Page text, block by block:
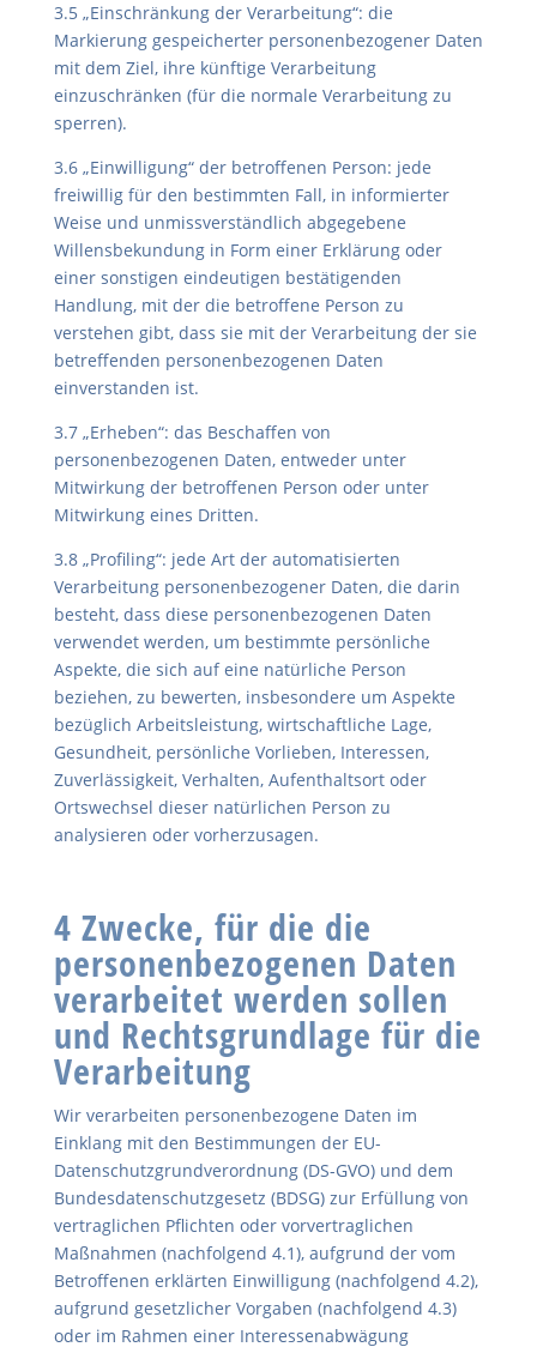
3.5 „Einschränkung der Verarbeitung“: die
Markierung gespeicherter personenbezogener Daten
mit dem Ziel, ihre künftige Verarbeitung
einzuschränken (für die normale Verarbeitung zu
sperren).
3.6 „Einwilligung“ der betroffenen Person: jede
freiwillig für den bestimmten Fall, in informierter
Weise und unmissverständlich abgegebene
Willensbekundung in Form einer Erklärung oder
einer sonstigen eindeutigen bestätigenden
Handlung, mit der die betroffene Person zu
verstehen gibt, dass sie mit der Verarbeitung der sie
betreffenden personenbezogenen Daten
einverstanden ist.
3.7 „Erheben“: das Beschaffen von
personenbezogenen Daten, entweder unter
Mitwirkung der betroffenen Person oder unter
Mitwirkung eines Dritten.
3.8 „Profiling“: jede Art der automatisierten
Verarbeitung personenbezogener Daten, die darin
besteht, dass diese personenbezogenen Daten
verwendet werden, um bestimmte persönliche
Aspekte, die sich auf eine natürliche Person
beziehen, zu bewerten, insbesondere um Aspekte
bezüglich Arbeitsleistung, wirtschaftliche Lage,
Gesundheit, persönliche Vorlieben, Interessen,
Zuverlässigkeit, Verhalten, Aufenthaltsort oder
Ortswechsel dieser natürlichen Person zu
analysieren oder vorherzusagen.
4 Zwecke, für die die
personenbezogenen Daten
verarbeitet werden sollen
und Rechtsgrundlage für die
Verarbeitung
Wir verarbeiten personenbezogene Daten im
Einklang mit den Bestimmungen der EU-
Datenschutzgrundverordnung (DS-GVO) und dem
Bundesdatenschutzgesetz (BDSG) zur Erfüllung von
vertraglichen Pflichten oder vorvertraglichen
Maßnahmen (nachfolgend 4.1), aufgrund der vom
Betroffenen erklärten Einwilligung (nachfolgend 4.2),
aufgrund gesetzlicher Vorgaben (nachfolgend 4.3)
oder im Rahmen einer Interessenabwägung